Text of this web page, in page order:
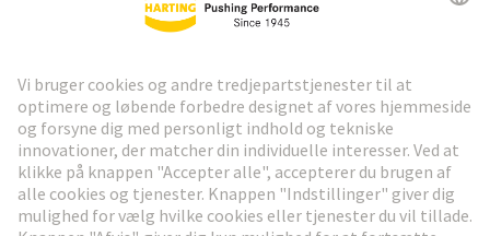
HARTING Newsletter
Gå til registrering
Social Media